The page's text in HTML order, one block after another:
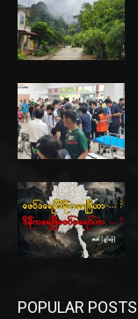
POPULAR POSTS